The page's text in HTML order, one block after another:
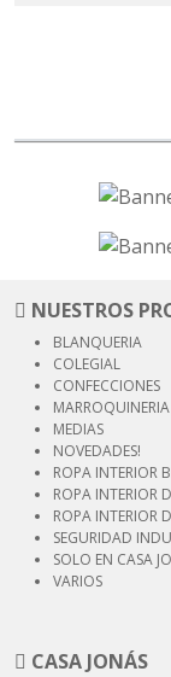
NUESTROS
BLANQUERIA
COLEGIAL
CONFECCIONES
MARROQUINERIA
MEDIAS
NOVEDADES!
ROPA INTERIOR
ROPA INTERIOR
ROPA INTERIOR
SEGURIDAD
SOLO EN CASA
VARIOS
CASA JONÁS